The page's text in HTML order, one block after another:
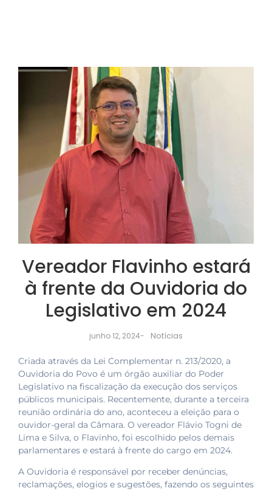
Vereador Flavinho estará
à frente da Ouvidoria do
Legislativo em 2024
junho 12, 2024- Notícias
Criada através da Lei Complementar n. 213/2020, a
Ouvidoria do Povo é um órgão auxiliar do Poder
Legislativo na fiscalização da execução dos serviços
públicos municipais. Recentemente, durante a terceira
reunião ordinária do ano, aconteceu a eleição para o
ouvidor-geral da Câmara. O vereador Flávio Togni de
Lima e Silva, o Flavinho, foi escolhido pelos demais
parlamentares e estará à frente do cargo em 2024.
A Ouvidoria é responsável por receber denúncias,
reclamações, elogios e sugestões, fazendo os seguintes